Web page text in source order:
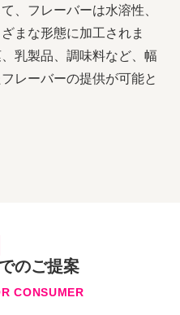
、フレーバーは水溶性、
まな形態に加工されま
乳製品、調味料など、幅
レーバーの提供が可能と
のご提案
CONSUMER